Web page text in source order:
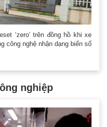
‘zero’ trên đồng hồ khi xe
công nghệ nhận dạng biển số
nghiệp